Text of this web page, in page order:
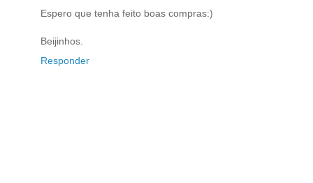
Espero que tenha feito boas compras:)
Beijinhos.
Responder